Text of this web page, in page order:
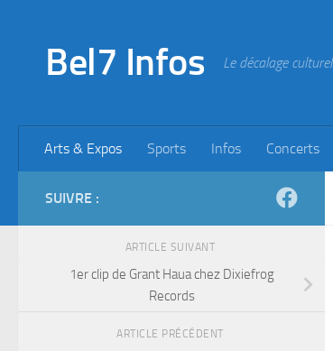
Bel7 Infos Le décalage culturel
Arts & Expos Sports Infos Concerts
SUIVRE :
ARTICLE SUIVANT
1er clip de Grant Haua chez Dixiefrog
Records
ARTICLE PRÉCÉDENT